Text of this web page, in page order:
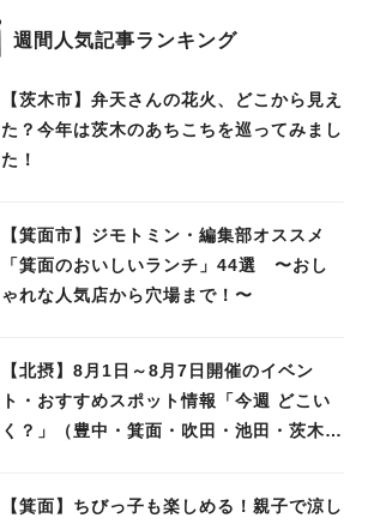
週間人気記事ランキング
【茨木市】弁天さんの花火、どこから見え
た？今年は茨木のあちこちを巡ってみまし
た！
【箕面市】ジモトミン・編集部オススメ
「箕面のおいしいランチ」44選 〜おし
ゃれな人気店から穴場まで！〜
【北摂】8月1日～8月7日開催のイベン
ト・おすすめスポット情報「今週 どこい
く？」（豊中・箕面・吹田・池田・茨木・
【箕面】ちびっ子も楽しめる！親子で涼し